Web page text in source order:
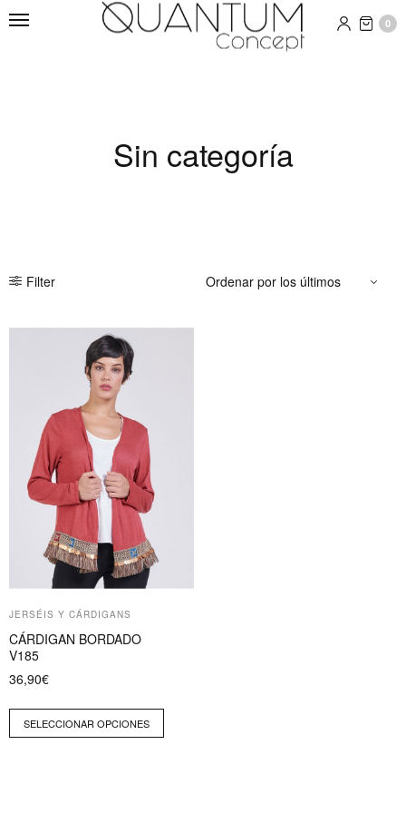
0
Sin categoría
Filter
JERSÉIS Y CÁRDIGANS
CÁRDIGAN BORDADO
V185
36,90€
SELECCIONAR OPCIONES
múltiples
variantes.
opciones
pueden
la
página
de
producto